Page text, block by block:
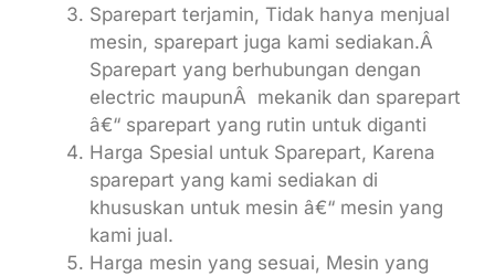
Sparepart terjamin, Tidak hanya menjual
mesin, sparepart juga kami sediakan.Â
Sparepart yang berhubungan dengan
electric maupunÂ mekanik dan sparepart
â€“ sparepart yang rutin untuk diganti
Harga Spesial untuk Sparepart, Karena
sparepart yang kami sediakan di
khususkan untuk mesin â€“ mesin yang
kami jual.
Harga mesin yang sesuai, Mesin yang